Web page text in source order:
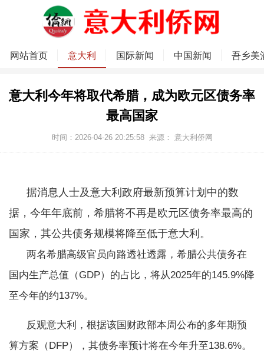
网站首页 意大利 国际新闻 中国新闻 吾乡美
意大利今年将取代希腊，成为欧元区债务率
最高国家
时间：2026-04-26 20:25:58 来源： 意大利侨网
据消息人士及意大利政府最新预算计划中的数
据，今年年底前，希腊将不再是欧元区债务率最高的
国家，其公共债务规模将降至低于意大利。
两名希腊高级官员向路透社透露，希腊公共债务在
国内生产总值（GDP）的占比，将从2025年的145.9%降
至今年的约137%。
反观意大利，根据该国财政部本周公布的多年期预
算方案（DFP），其债务率预计将在今年升至138.6%。